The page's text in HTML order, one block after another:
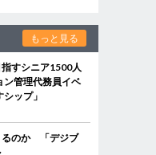
もっと見る
指すシニア1500人
管理代務員イベ
ップ」
るのか 「デジブ